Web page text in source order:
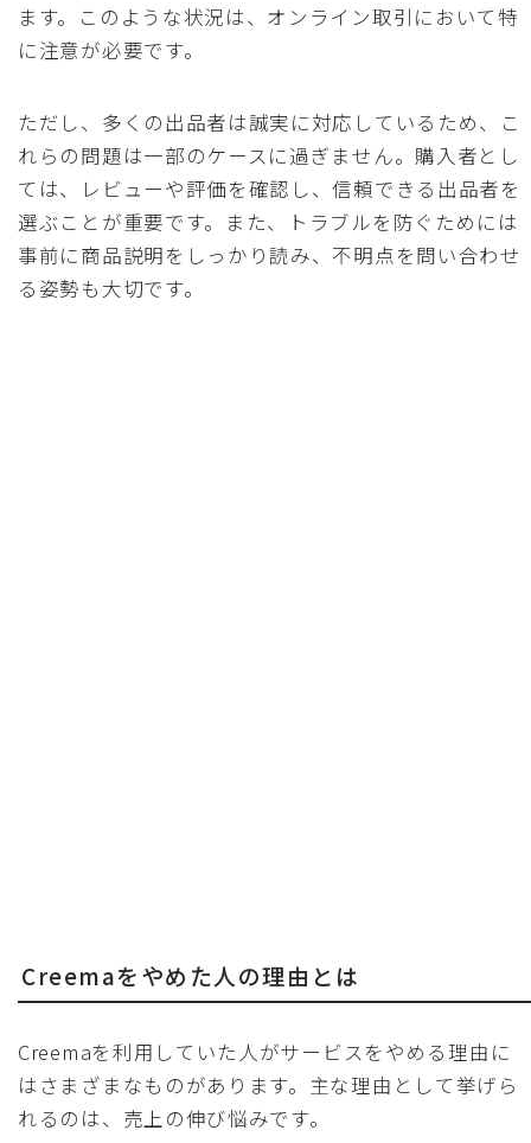
ます。このような状況は、オンライン取引において特
に注意が必要です。
ただし、多くの出品者は誠実に対応しているため、こ
れらの問題は一部のケースに過ぎません。購入者とし
ては、レビューや評価を確認し、信頼できる出品者を
選ぶことが重要です。また、トラブルを防ぐためには
事前に商品説明をしっかり読み、不明点を問い合わせ
る姿勢も大切です。
Creemaをやめた人の理由とは
Creemaを利用していた人がサービスをやめる理由に
はさまざまなものがあります。主な理由として挙げら
れるのは、売上の伸び悩みです。